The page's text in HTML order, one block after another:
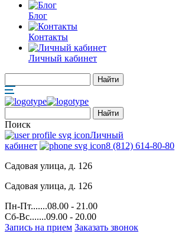
Блог
Контакты
Личный кабинет
Поиск
Личный
кабинет
8 (812) 614-80-80
Садовая улица, д. 126
Садовая улица, д. 126
Пн-Пт.......08.00 - 21.00
Сб-Вс.......09.00 - 20.00
Запись на прием Заказать звонок